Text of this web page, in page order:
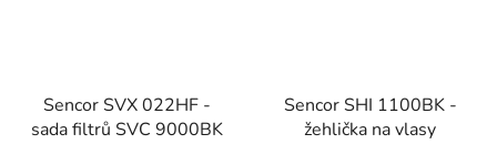
Sencor SVX 022HF -
sada filtrů SVC 9000BK
Sencor SHI 1100BK -
žehlička na vlasy